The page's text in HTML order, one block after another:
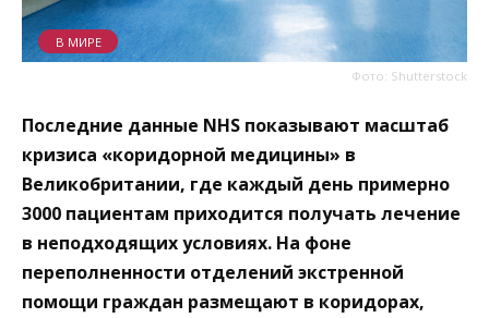
Фото: Shutterstock
В МИРЕ
Последние данные NHS показывают масштаб
кризиса «коридорной медицины» в
Великобритании, где каждый день примерно
3000 пациентам приходится получать лечение
в неподходящих условиях. На фоне
переполненности отделений экстренной
помощи граждан размещают в коридорах,